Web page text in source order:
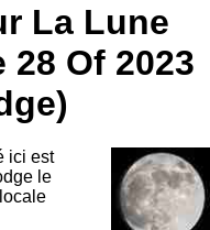
La Lune
28 Of 2023
ici est
le